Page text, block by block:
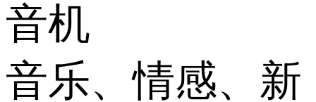
音机
音乐、情感、新